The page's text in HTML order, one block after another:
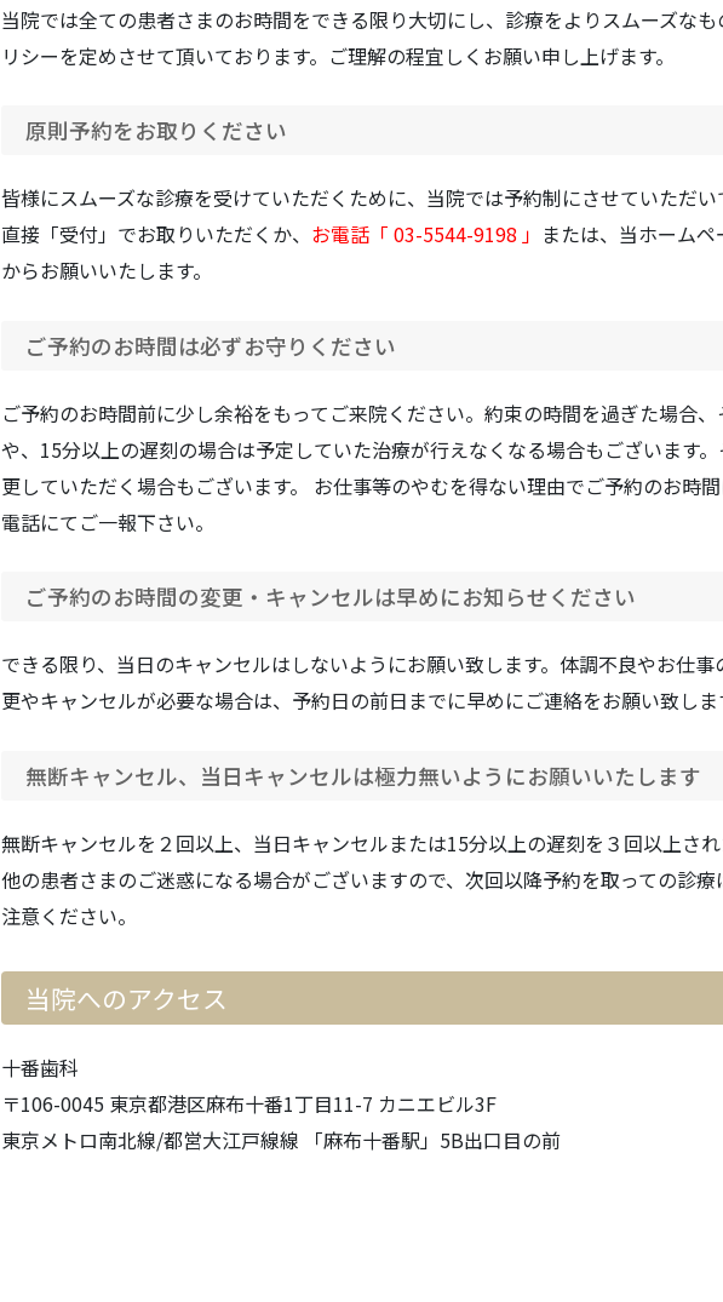
当院では全ての患者さまのお時間をできる限り大切にし、診療をよりスムーズな
リシーを定めさせて頂いております。ご理解の程宜しくお願い申し上げます。
原則予約をお取りください
皆様にスムーズな診療を受けていただくために、当院では予約制にさせていただい
直接「受付」でお取りいただくか、 お電話「 03-5544-9198 」 または、当ホーム
からお願いいたします。
ご予約のお時間は必ずお守りください
ご予約のお時間前に少し余裕をもってご来院ください。約束の時間を過ぎた場合
や、15分以上の遅刻の場合は予定していた治療が行えなくなる場合もございます
更していただく場合もございます。 お仕事等のやむを得ない理由でご予約のお時
電話にてご一報下さい。
ご予約のお時間の変更・キャンセルは早めにお知らせください
できる限り、当日のキャンセルはしないようにお願い致します。体調不良やお仕
更やキャンセルが必要な場合は、予約日の前日までに早めにご連絡をお願い致しま
無断キャンセル、当日キャンセルは極力無いようにお願いいたします
無断キャンセルを２回以上、当日キャンセルまたは15分以上の遅刻を３回以上され
他の患者さまのご迷惑になる場合がございますので、次回以降予約を取っての診
注意ください。
当院へのアクセス
十番歯科
〒106-0045 東京都港区麻布十番1丁目11-7 カニエビル3F
東京メトロ南北線/都営大江戸線線 「麻布十番駅」5B出口目の前